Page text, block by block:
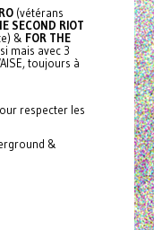
(vétérans
SECOND RIOT
& FOR THE
mais avec 3
toujours à
respecter les
&